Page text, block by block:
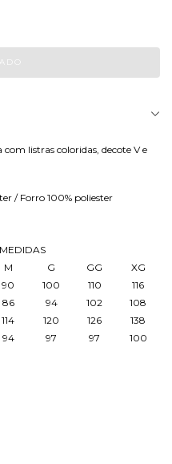
listras coloridas, decote V e
/ Forro 100% poliester
M G GG
XG
90 100 110
116
86 94 102
108
114 120 126
138
94 97 97 100